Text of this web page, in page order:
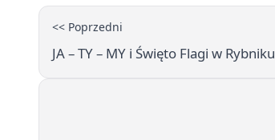
<< Poprzedni
JA – TY – MY i Święto Flagi w Rybniku